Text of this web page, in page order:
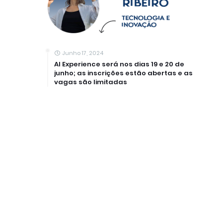
Junho 17, 2024
AI Experience será nos dias 19 e 20 de
junho; as inscrições estão abertas e as
vagas são limitadas